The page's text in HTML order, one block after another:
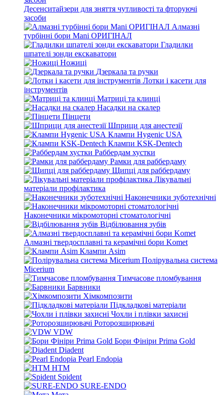
Десенситайзери для зняття чутливості та фторуючі
засоби
Алмазні
турбінні бори Mani ОРИГІНАЛ
Гладилки
шпателі зонди екскаватори
Ножиці
Дзеркала та ручки
Лотки і касети для
інструментів
Матриці та клинці
Насадки на скалер
Пінцети
Шприци для анестезії
Клампи Hygenic USA
Клампи KSK-Dentech
Раббердам хустки
Рамки для раббердаму
Щипці для раббердаму
Лікувальні
матеріали профілактика
Наконечники зуботехнічні
Наконечники мікромоторні стоматологічні
Відбілювання зубів
Алмазні твердосплавні та керамічні бори Komet
Клампи Asim
Полірувальна система
Micerium
Тимчасове пломбування
Барвники
Хімкомпозити
Підкладкові матеріали
Чохли і плівки захисні
Роторозширювачі
VDW
Бори Фініри Prima Gold
Diadent
Pearl Endopia
HTM
Spident
SURE-ENDO